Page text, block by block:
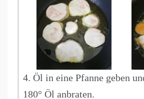
4. Öl in eine Pfanne geben
180° Öl anbraten.